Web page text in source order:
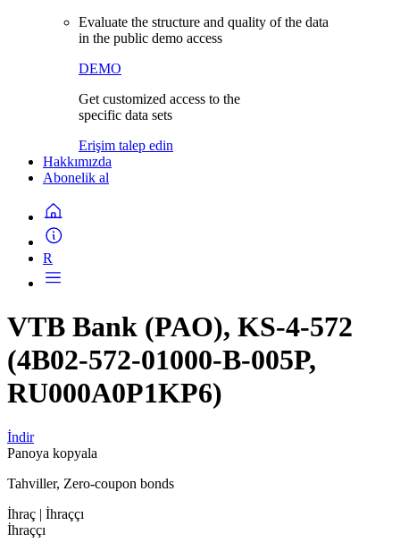
Evaluate the structure and quality of the data
in the public demo access
DEMO
Get customized access to the
specific data sets
Erişim talep edin
Hakkımızda
Abonelik al
R
VTB Bank (PAO), KS-4-572
(4B02-572-01000-B-005P,
RU000A0P1KP6)
İndir
Panoya kopyala
Tahviller, Zero-coupon bonds
İhraç | İhraççı
İhraççı